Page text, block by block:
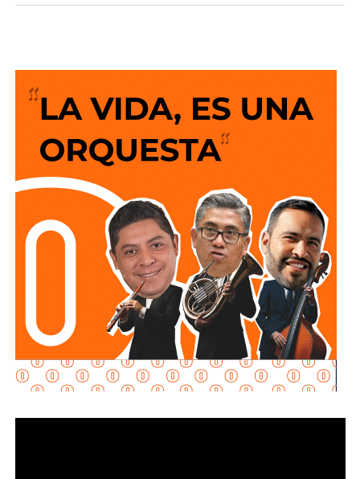
y que los puntos de conexión al sistema público sean
adecuados para garantizar un servicio seguro y eficiente.
Durante las inspecciones pueden determinarse medidas
preventivas y correctivas, para autorizar la incorporación
de nuevos desarrollos a la infraestructura hidráulica
metropolitana.
Con estas supervisiones , el organismo fortalece la
las nuevas redes de agua potable y drenajeofrezcan